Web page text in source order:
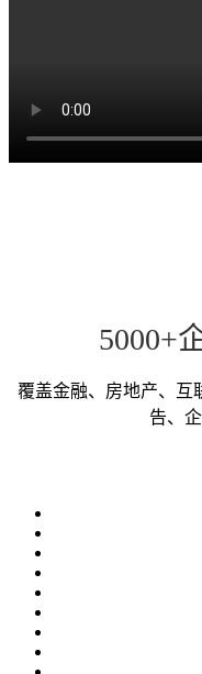
5000+
覆盖金融、房地产、互
告、